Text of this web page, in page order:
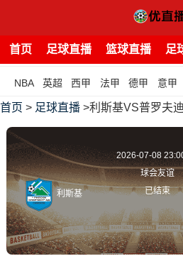
首页 足球直播 篮球直播 足
NBA 英超 西甲 法甲 德甲 意甲
首页 > 足球直播 >利斯基VS普罗夫
利斯基
2026-07-08
球会友谊
已结束